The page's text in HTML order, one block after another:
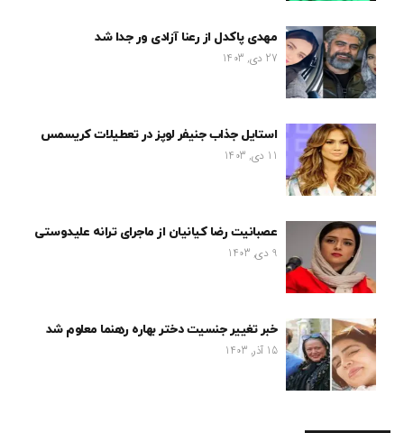
مهدی پاکدل از رعنا آزادی ور جدا شد
27 دی, 1403
استایل جذاب جنیفر لوپز در تعطیلات کریسمس
11 دی, 1403
عصبانیت رضا کیانیان از ماجرای ترانه علیدوستی
9 دی, 1403
خبر تغییر جنسیت دختر بهاره رهنما معلوم شد
15 آذر, 1403